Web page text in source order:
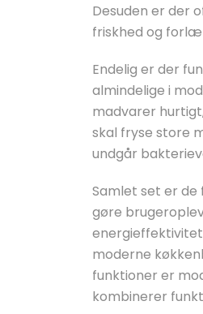
Desuden er der
friskhed og
Endelig er der
almindelige i
madvarer
skal fryse store
undgår
Samlet set er
gøre
moderne
funktioner er
kombinerer